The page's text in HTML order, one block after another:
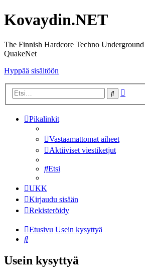
Kovaydin.NET
The Finnish Hardcore Techno
QuakeNet
Hyppää sisältöön
Etsi
Pikalinkit
Vastaamattomat aiheet
Aktiiviset viestiketjut
Etsi
UKK
Kirjaudu sisään
Rekisteröidy
Etusivu Usein kysyttyä
Etsi
Usein kysyttyä